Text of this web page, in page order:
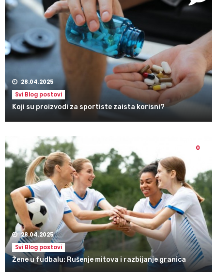
28.04.2025
Svi Blog postovi
Koji su proizvodi za sportiste zaista korisni?
0
28.04.2025
Svi Blog postovi
Žene u fudbalu: Rušenje mitova i razbijanje granica